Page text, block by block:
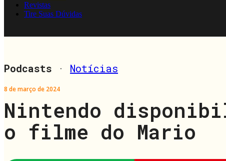
Revistas
Tire Suas Dúvidas
Podcasts · Notícias
8 de março de 2024
Nintendo
o filme do Mario